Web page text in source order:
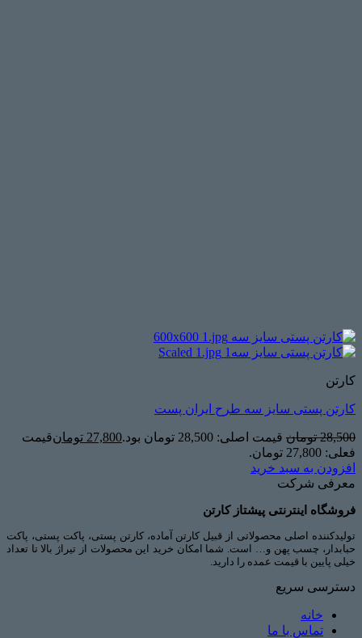
کارتن
کارتن پستی سایز سه طرح ایران پست
28,500 تومان قیمت اصلی: 28,500 تومان بود. 27,800 تومانقیمت
فعلی: 27,800 تومان.
افزودن به سبد خرید
معرفی شرکت
فروشگاه اینترنتی پیشتاز کارتن
تولیدکننده اصلی محصولاتی از قبیل کارتن آماده، کارتن پستی، پاکت پستی، پاکت
حبابدار، چسب پهن و… است. شما امکان خرید این محصولات از تیراژ بالا تا تعداد
خیلی پایین با قیمت عمده را دارید.
دسترسی سریع
خانه
تماس با ما